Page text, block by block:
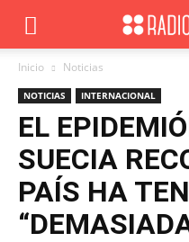
Inicio Noticias
NOTICIAS INTERNACIONAL
EL
SUECIA
PAÍS HA